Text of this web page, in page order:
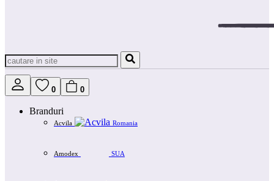
0 0
Branduri
Acvila Romania
Amodex SUA